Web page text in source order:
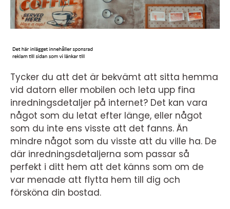
Tycker du att det är bekvämt att sitta hemma
vid datorn eller mobilen och leta upp fina
inredningsdetaljer på internet? Det kan vara
något som du letat efter länge, eller något
som du inte ens visste att det fanns. Än
mindre något som du visste att du ville ha. De
där inredningsdetaljerna som passar så
perfekt i ditt hem att det känns som om de
var menade att flytta hem till dig och
försköna din bostad.